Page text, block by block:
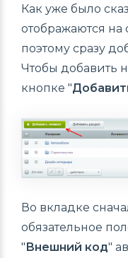
Как уже было
отображаются на
поэтому сразу
Чтобы добавить
кнопке "
Во вкладке
обязательное
" Внешний код"